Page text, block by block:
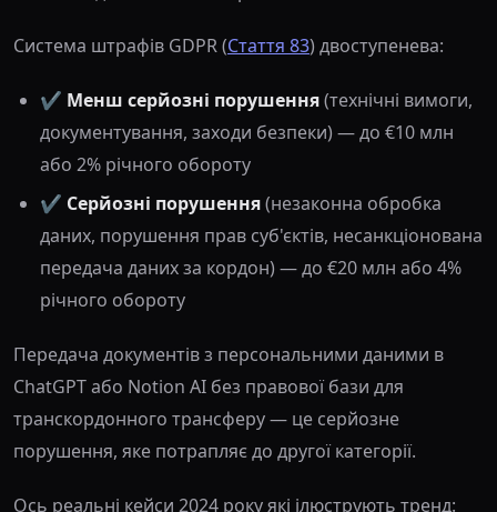
Система штрафів GDPR (Стаття 83) двоступенева:
✔️ Менш серйозні порушення(технічні вимоги,
документування, заходи безпеки) — до €10 млн
або 2% річного обороту
✔️ Серйозні порушення(незаконна обробка
даних, порушення прав суб'єктів, несанкціонована
передача даних за кордон) — до €20 млн або 4%
річного обороту
Передача документів з персональними даними в
ChatGPT або Notion AI без правової бази для
транскордонного трансферу — це серйозне
порушення, яке потрапляє до другої категорії.
Ось реальні кейси 2024 року які ілюструють тренд: